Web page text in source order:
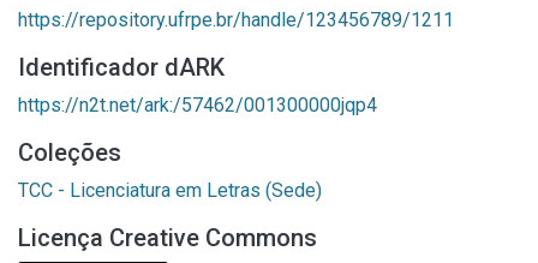
https://repository.ufrpe.br/handle/123456789/1211
Identificador dARK
https://n2t.net/ark:/57462/001300000jqp4
Coleções
TCC - Licenciatura em Letras (Sede)
Licença Creative Commons